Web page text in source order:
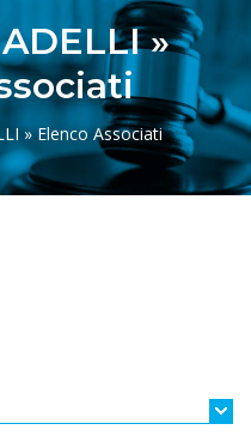
»
» Elenco Associati